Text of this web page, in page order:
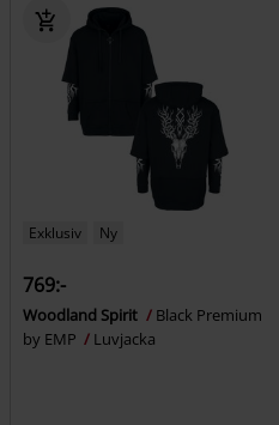
Exklusiv Ny
769:-
Woodland Spirit
Black Premium
by EMP
Luvjacka